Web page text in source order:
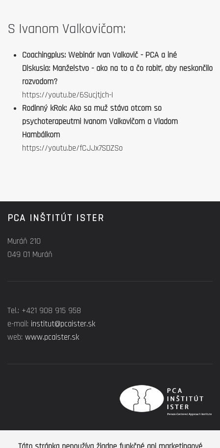
S Ivanom Valkovičom:
Coachingplus: Webinár Ivan Valkovič - PCA a iné
Diskusia: Manželstvo - ako na to a čo robiť, aby neskončilo
rozvodom?
https://youtu.be/6Sucjtjch-I
Rodinný kRok: Ako sa muž stáva otcom so
psychoterapeutmi Ivanom Valkovičom a Vladom
Hambálkom
https://youtu.be/fCJJx7SDZSo
PCA INŠTITÚT ISTER
Muráň 210
049 01 Muráň
Tel.: +421 908 915 958
e-mail: institut@pcaister.sk
web: www.pcaister.sk